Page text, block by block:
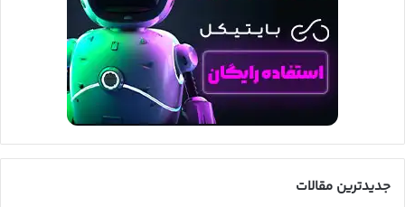
جدیدترین مقالات